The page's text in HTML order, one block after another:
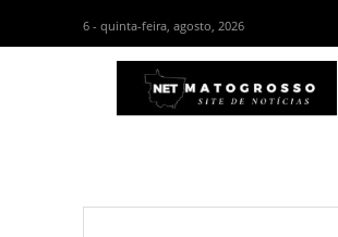
6 - quinta-feira, agosto, 2026